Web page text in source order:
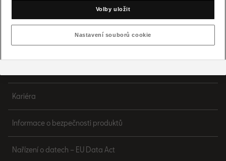
Kariéra
Informace o bezpečnosti produktů
Nařízení o datech – EU Data Act
Volby uložit
Nastavení souborů cookie